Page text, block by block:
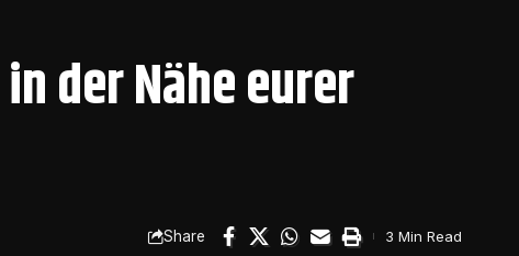
der Nähe eurer
Share 3 Min Read